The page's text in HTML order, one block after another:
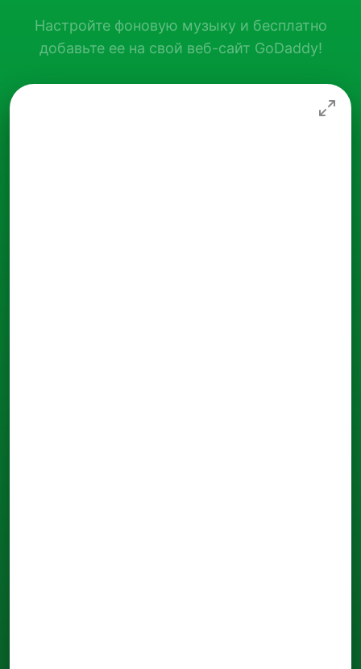
Настройте фоновую музыку и бесплатно
добавьте ее на свой веб-сайт GoDaddy!